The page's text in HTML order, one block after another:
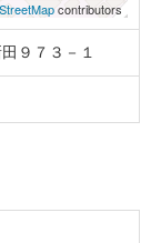
contributors
９７３－１